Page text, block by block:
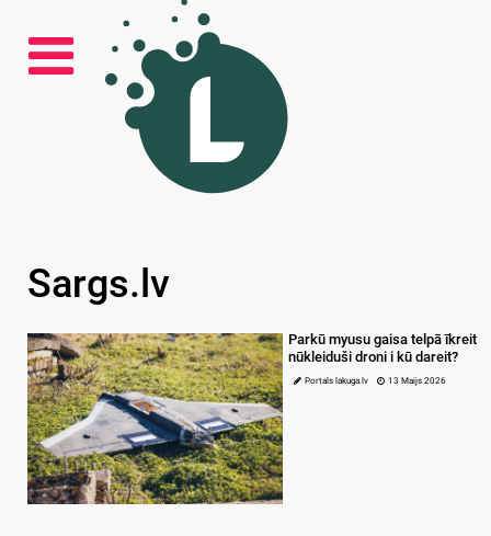
Sargs.lv
Parkū myusu gaisa telpā īkreit
nūkleiduši droni i kū dareit?
Portals lakuga.lv 13 Maijs 2026